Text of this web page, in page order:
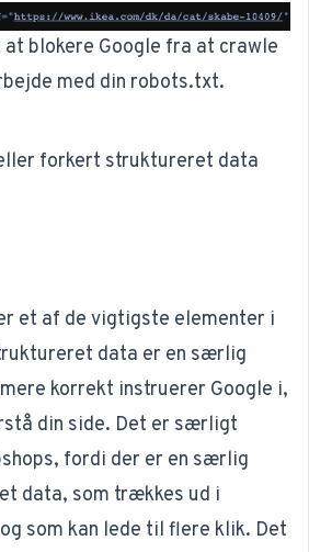
blokere Google fra at crawle
med din robots.txt.
forkert struktureret data
et af de vigtigste elementer i
data er en særlig
korrekt instruerer Google i,
din side. Det er særligt
fordi der er en særlig
data, som trækkes ud i
som kan lede til flere klik. Det